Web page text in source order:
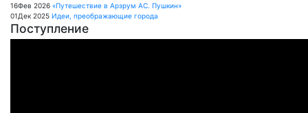
16Фев 2026 «Путешествие в Арзрум АС. Пушкин»
01Дек 2025 Идеи, преображающие города
Поступление